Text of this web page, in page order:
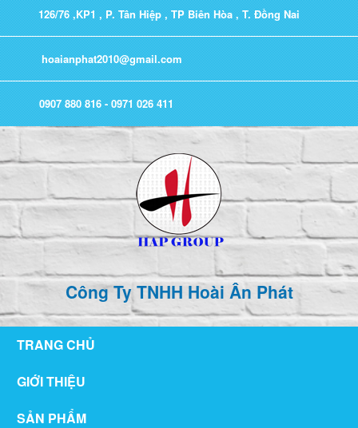
126/76 ,KP1 , P. Tân Hiệp , TP Biên Hòa , T. Đồng Nai
hoaianphat2010@gmail.com
0907 880 816 - 0971 026 411
Công Ty TNHH Hoài Ân Phát
TRANG CHỦ
GIỚI THIỆU
SẢN PHẨM